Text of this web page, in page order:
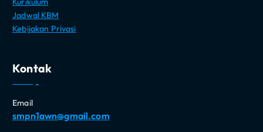
Jadwal KBM
Kebijakan Privasi
Kontak
Email
smpn1awn@gmail.com